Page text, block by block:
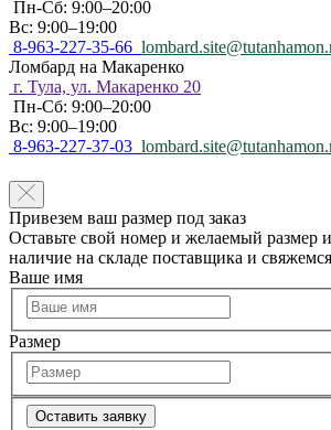
Пн-Сб: 9:00–20:00
Вс: 9:00–19:00
8-963-227-35-66
Ломбард на Макаренко
г. Тула, ул. Макаренко 20
Пн-Сб: 9:00–20:00
Вс: 9:00–19:00
8-963-227-37-03
Привезем ваш размер под заказ
Оставьте свой номер и желаемый размер
наличие на складе поставщика и
Ваше имя
Размер
Оставить заявку